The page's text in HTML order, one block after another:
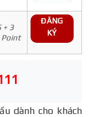
+ 3
Point
ĐĂNG
KÝ
dành cho khách